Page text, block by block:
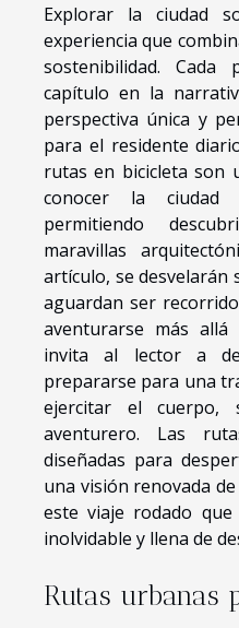
Explorar la ciudad
experiencia que
sostenibilidad.
capítulo en la
perspectiva única y
para el residente
rutas en bicicleta son
conocer la
permitiendo
maravillas
artículo, se desvelarán
aguardan ser
aventurarse más
invita al lector a
prepararse para una
ejercitar el cuerpo,
aventurero. Las
diseñadas para
una visión renovada
este viaje rodado
inolvidable y llena de
Rutas urbanas